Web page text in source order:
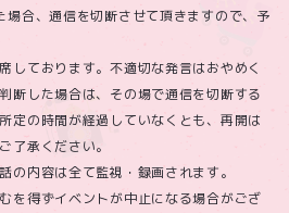
場合、通信を切断させて頂きますので、予
しております。不適切な発言はおやめく
断した場合は、その場で通信を切断する
定の時間が経過していなくとも、再開は
了承ください。
内容は全て監視・録画されます。
を得ずイベントが中止になる場合がござ